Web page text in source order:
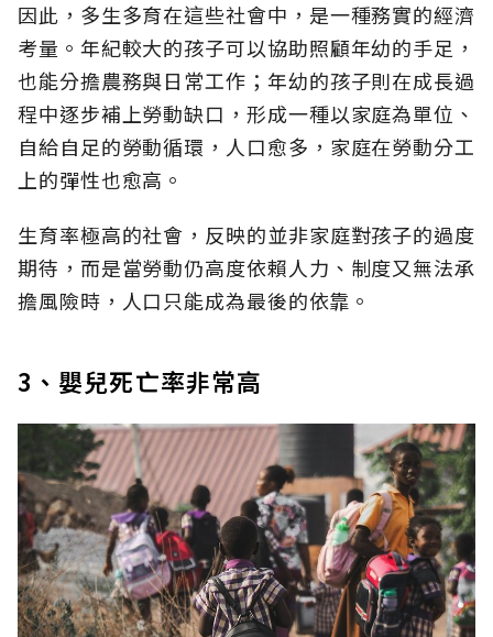
因此，多生多育在這些社會中，是一種務實的經濟
考量。年紀較大的孩子可以協助照顧年幼的手足，
也能分擔農務與日常工作；年幼的孩子則在成長過
程中逐步補上勞動缺口，形成一種以家庭為單位、
自給自足的勞動循環，人口愈多，家庭在勞動分工
上的彈性也愈高。
生育率極高的社會，反映的並非家庭對孩子的過度
期待，而是當勞動仍高度依賴人力、制度又無法承
擔風險時，人口只能成為最後的依靠。
3、嬰兒死亡率非常高